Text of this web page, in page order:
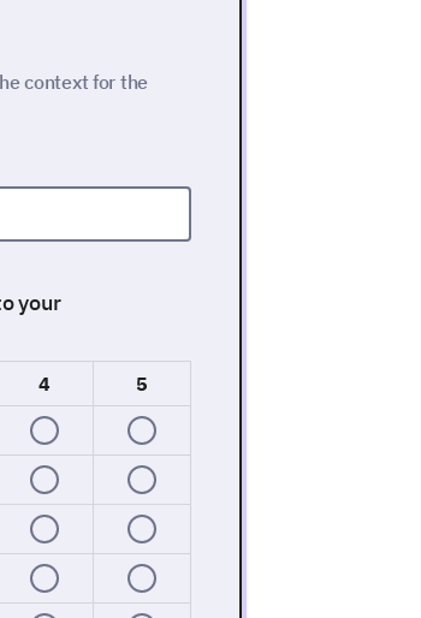
context for the
your
4
5